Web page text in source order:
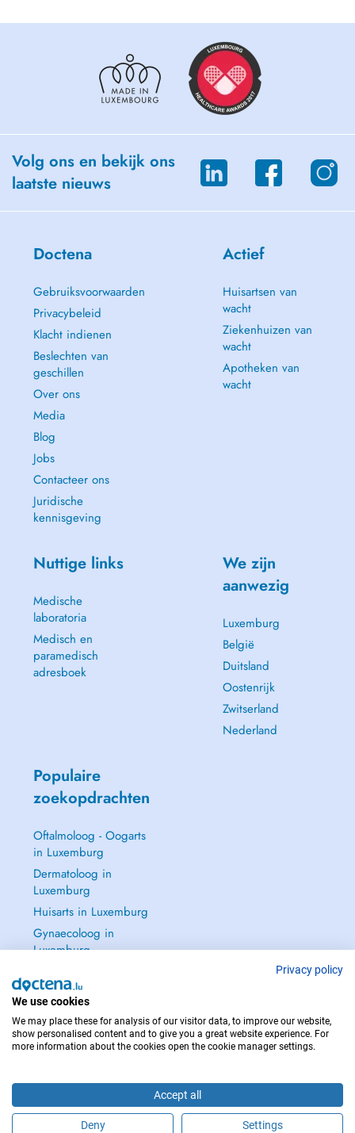
Volg ons en bekijk ons
laatste nieuws
Doctena
Gebruiksvoorwaarden
Privacybeleid
Klacht indienen
Beslechten van
geschillen
Over ons
Media
Blog
Jobs
Contacteer ons
Juridische
kennisgeving
Actief
Huisartsen van
wacht
Ziekenhuizen van
wacht
Apotheken van
wacht
Nuttige links
Medische
laboratoria
Medisch en
paramedisch
adresboek
We zijn
aanwezig
Luxemburg
België
Duitsland
Oostenrijk
Zwitserland
Nederland
Populaire
zoekopdrachten
Oftalmoloog - Oogarts
in Luxemburg
Dermatoloog in
Luxemburg
Huisarts in Luxemburg
Gynaecoloog in
Luxemburg
NEEM IN GEVAL VAN NOOD CONTACT OP MET : 112
Privacy policy
We use cookies
We may place these for analysis of our visitor data, to improve our website,
show personalised content and to give you a great website experience. For
more information about the cookies open the cookie manager settings.
Accept all
Deny Settings